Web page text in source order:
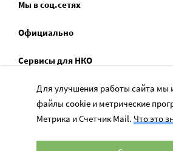
Мы в соц.сетях
Официально
Сервисы для НКО
Спецпроекты
Социальное служение
Для улучшения работы сайта мы
файлы cookie и метрические
Метрика и Счетчик Mail. Что это